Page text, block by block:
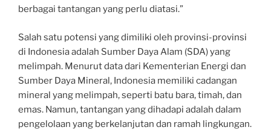
berbagai tantangan yang perlu diatasi.”
Salah satu potensi yang dimiliki oleh provinsi-provinsi
di Indonesia adalah Sumber Daya Alam (SDA) yang
melimpah. Menurut data dari Kementerian Energi dan
Sumber Daya Mineral, Indonesia memiliki cadangan
mineral yang melimpah, seperti batu bara, timah, dan
emas. Namun, tantangan yang dihadapi adalah dalam
pengelolaan yang berkelanjutan dan ramah lingkungan.